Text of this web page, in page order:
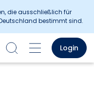
die ausschließlich für
bestimmt sind.
Login